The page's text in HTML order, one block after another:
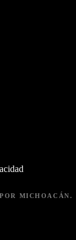
MICHOACÁN.